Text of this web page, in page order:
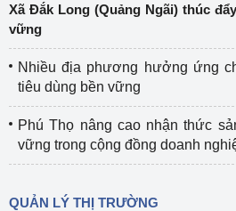
Xã Đắk Long (Quảng Ngãi) thúc
vững
Nhiều địa phương hưởng ứng
tiêu dùng bền vững
Phú Thọ nâng cao nhận thức
vững trong cộng đồng doanh
QUẢN LÝ THỊ TRƯỜNG